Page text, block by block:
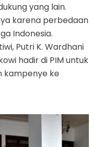
yang lain.
karena perbedaan
Indonesia.
Putri K. Wardhani
hadir di PIM untuk
kampenye ke